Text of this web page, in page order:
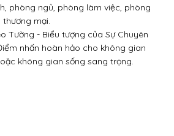
phòng ngủ, phòng làm việc, phòng
thương mại.
Tường - Biểu tượng của Sự Chuyên
nhấn hoàn hảo cho không gian
không gian sống sang trọng.